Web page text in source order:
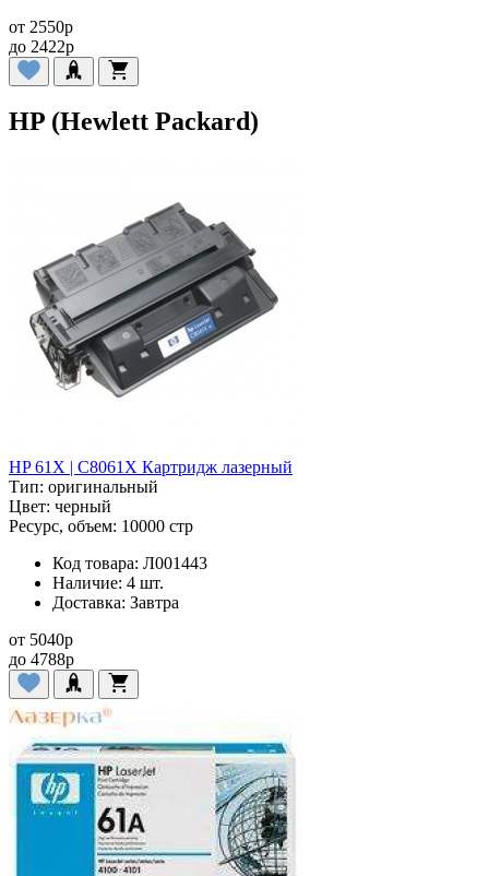
от 2550p
до 2422p
HP (Hewlett Packard)
HP 61X | C8061X Картридж лазерный
Тип: оригинальный
Цвет: черный
Ресурс, объем: 10000 стр
Код товара: Л001443
Наличие: 4 шт.
Доставка: Завтра
от 5040p
до 4788p